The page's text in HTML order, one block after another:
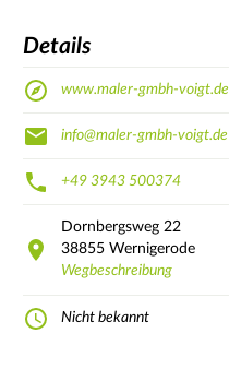
Details
www.maler-gmbh-voigt.de
info@maler-gmbh-voigt.de
+49 3943 500374
Dornbergsweg 22
38855 Wernigerode
Wegbeschreibung
Nicht bekannt